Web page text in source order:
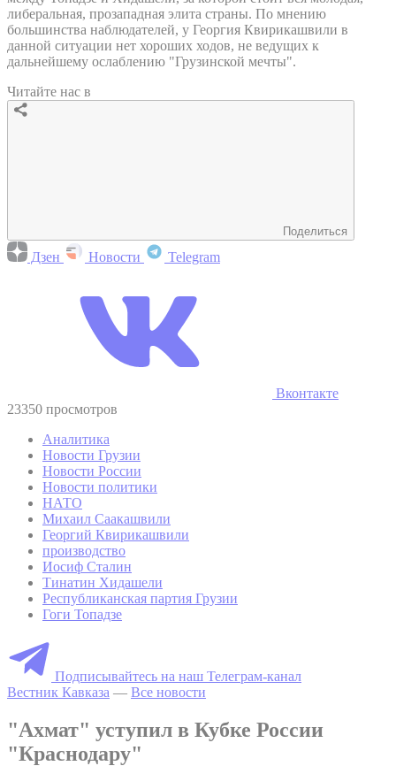
либеральная, прозападная элита страны. По мнению
большинства наблюдателей, у Георгия Квирикашвили в
данной ситуации нет хороших ходов, не ведущих к
дальнейшему ослаблению "Грузинской мечты".
Читайте нас в
Поделиться
Дзен Новости Telegram
Вконтакте
23350 просмотров
Аналитика
Новости Грузии
Новости России
Новости политики
НАТО
Михаил Саакашвили
Георгий Квирикашвили
производство
Иосиф Сталин
Тинатин Хидашели
Республиканская партия Грузии
Гоги Топадзе
Подписывайтесь на наш Телеграм-канал
Вестник Кавказа — Все новости
"Ахмат" уступил в Кубке России
"Краснодару"